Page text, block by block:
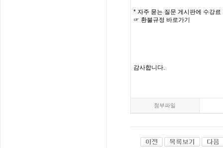
* 자주 묻는 질문 게시판에 수강료
☞ 환불규정 바로가기
감사합니다.
첨부파일